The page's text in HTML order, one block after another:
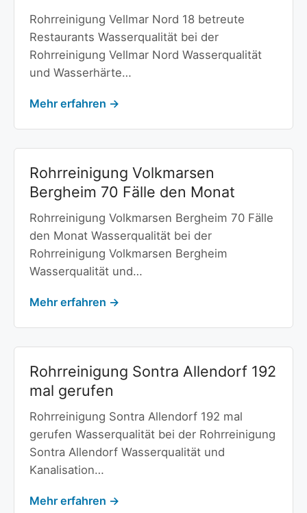
Rohrreinigung Vellmar Nord 18 betreute
Restaurants Wasserqualität bei der
Rohrreinigung Vellmar Nord Wasserqualität
und Wasserhärte…
Mehr erfahren →
Rohrreinigung Volkmarsen
Bergheim 70 Fälle den Monat
Rohrreinigung Volkmarsen Bergheim 70 Fälle
den Monat Wasserqualität bei der
Rohrreinigung Volkmarsen Bergheim
Wasserqualität und…
Mehr erfahren →
Rohrreinigung Sontra Allendorf 192
mal gerufen
Rohrreinigung Sontra Allendorf 192 mal
gerufen Wasserqualität bei der Rohrreinigung
Sontra Allendorf Wasserqualität und
Kanalisation…
Mehr erfahren →